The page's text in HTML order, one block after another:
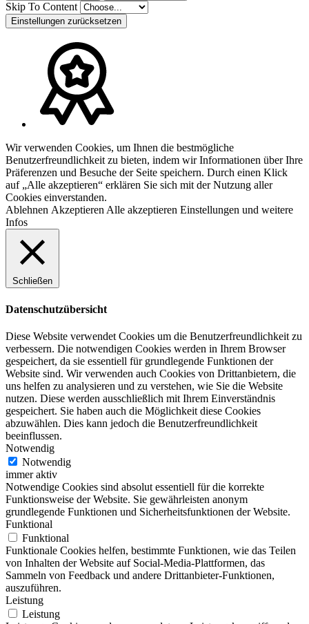
Skip To Content
Einstellungen zurücksetzen
Wir verwenden Cookies, um Ihnen die bestmögliche
Benutzerfreundlichkeit zu bieten, indem wir Informationen über Ihre
Präferenzen und Besuche der Seite speichern. Durch einen Klick
auf „Alle akzeptieren“ erklären Sie sich mit der Nutzung aller
Cookies einverstanden.
Ablehnen Akzeptieren Alle akzeptieren Einstellungen und weitere
Infos
Schließen
Datenschutzübersicht
Diese Website verwendet Cookies um die Benutzerfreundlichkeit zu
verbessern. Die notwendigen Cookies werden in Ihrem Browser
gespeichert, da sie essentiell für grundlegende Funktionen der
Website sind. Wir verwenden auch Cookies von Drittanbietern, die
uns helfen zu analysieren und zu verstehen, wie Sie die Website
nutzen. Diese werden ausschließlich mit Ihrem Einverständnis
gespeichert. Sie haben auch die Möglichkeit diese Cookies
abzuwählen. Dies kann jedoch die Benutzerfreundlichkeit
beeinflussen.
Notwendig
Notwendig
immer aktiv
Notwendige Cookies sind absolut essentiell für die korrekte
Funktionsweise der Website. Sie gewährleisten anonym
grundlegende Funktionen und Sicherheitsfunktionen der Website.
Funktional
Funktional
Funktionale Cookies helfen, bestimmte Funktionen, wie das Teilen
von Inhalten der Website auf Social-Media-Plattformen, das
Sammeln von Feedback und andere Drittanbieter-Funktionen,
auszuführen.
Leistung
Leistung